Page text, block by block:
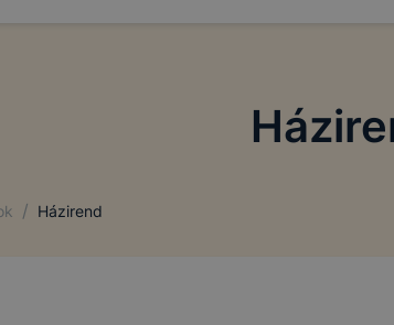
/ Házirend